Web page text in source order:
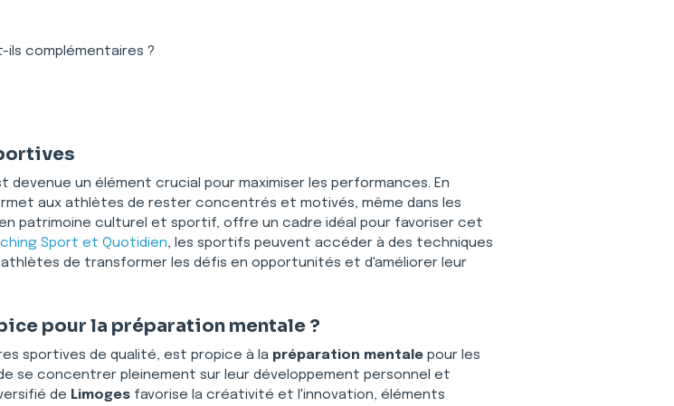
ils complémentaires ?
devenue un élément crucial pour maximiser les performances. En
aux athlètes de rester concentrés et motivés, même dans les
patrimoine culturel et sportif, offre un cadre idéal pour favoriser cet
Sport et Quotidien, les sportifs peuvent accéder à des techniques
de transformer les défis en opportunités et d'améliorer leur
pour la préparation mentale ?
sportives de qualité, est propice à la préparation mentale pour les
se concentrer pleinement sur leur développement personnel et
de Limoges favorise la créativité et l'innovation, éléments